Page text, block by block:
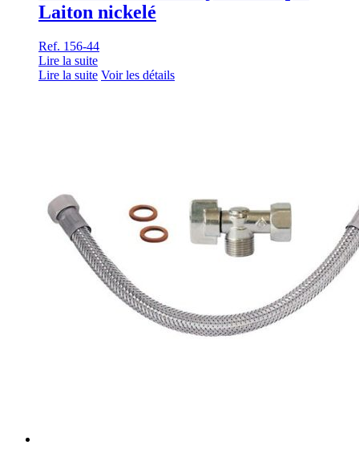
Laiton nickelé
Ref. 156-44
Lire la suite
Lire la suite Voir les détails